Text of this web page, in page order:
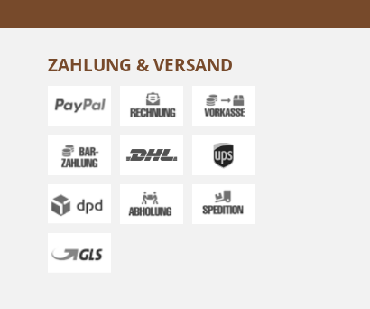
ZAHLUNG & VERSAND